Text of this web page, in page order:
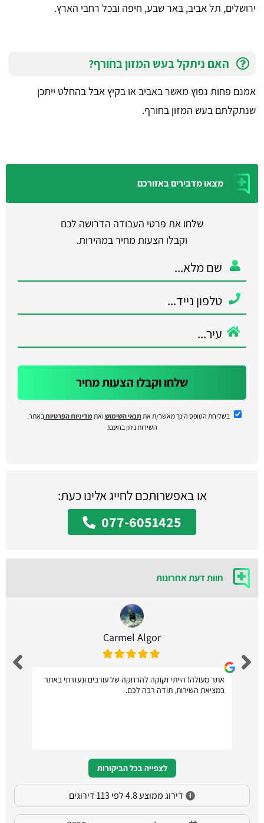
ירושלים, תל אביב, באר שבע, חיפה ובכל רחבי הארץ.
האם ניתקל בעש המזון בחורף?
אמנם פחות נפוץ מאשר באביב או בקיץ אבל בהחלט ייתכן
שנתקלתם בעש המזון בחורף.
מצאו מדבירים באזורכם
שלחו את פרטי העבודה הדרושה לכם
וקבלו הצעות מחיר במהירות.
שלחו וקבלו הצעות מחיר
בשליחת הטופס הינך מאשר/ת את תנאי השימוש ואתמדיניות הפרטיות באתר.
השירות ניתן בחינם!
או באפשרותכם לחייג אלינו כעת:
077-6051425
חוות דעת אחרונות
Carmel Algor
אתר מעולה! הייתי זקוקה להרחקה של עורבים ונעזרתי באתר
במציאת השירות, תודה רבה לכם.
לצפייה בכל הביקורות
דירוג ממוצע 4.8 לפי 113 דירוגים